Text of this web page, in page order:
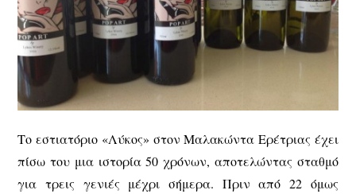
Το εστιατόριο «Λύκος» στον Μαλακώντα Ερέτριας έχει
πίσω του μια ιστορία 50 χρόνων, αποτελώντας σταθμό
για τρεις γενιές μέχρι σήμερα. Πριν από 22 όμως